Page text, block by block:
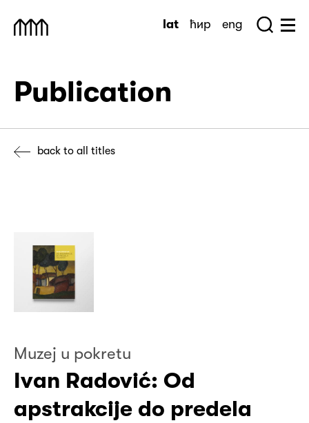
Muzej Savremene Umetnosti
lat ћир eng
Publication
back to all titles
Muzej u pokretu
Ivan Radović: Od
apstrakcije do predela